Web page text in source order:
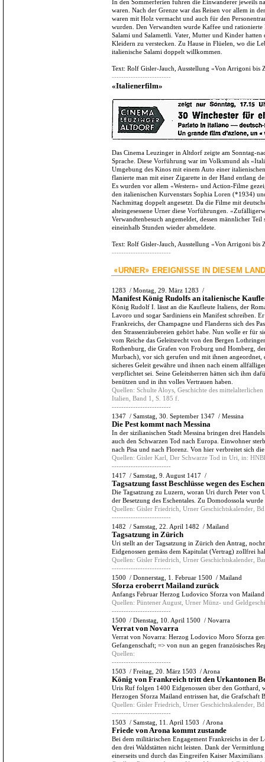
In den Sommerferien fuhren die Einwanderer jeweils
waren. Nach der Grenze war das Reisen vor allem in
waren mit Holz vermacht und auch für den
wurden. Den Verwandten wurde Kaffee und rationierte
Salami und Salamettli. Vater, Mutter und Kinder
Kleidern zu verstecken. Zu Hause in Flüelen, wo die
italienische Salami doppelt willkommen.
Text: Rolf Gisler-Jauch, Ausstellung «Von Arrigoni
-------------------------
«Italienerfilm»
Das Cinema Leuzinger in Altdorf zeigte am Sonntag-
Sprache. Diese Vorführung war im Volksmund als
Umgebung des Kinos mit einem Auto einer
flanierte man mit einer Zigarette in der Hand entlang
Es wurden vor allem «Western» und Action-Filme
den italienischen Kurvenstars Sophia Loren (*1934)
Nachmittag doppelt angesetzt. Da die Filme mit
alteingesessene Urner diese Vorführungen.
Verwandtenbesuch angemeldet, dessen männlicher
eineinhalb Stunden wieder abmeldete.
Text: Rolf Gisler-Jauch, Ausstellung «Von Arrigoni
-------------------------
«URNER» EREIGNISSE IN DIESEM LAND
1283 / Montag, 29. März 1283 /
Manifest König Rudolfs an italienische
König Rudolf I. lässt an die Kaufleute Italiens, der
Lavoro und sogar Sardiniens ein Manifest schreiben.
Frankreichs, der Champagne und Flanderns sich des
den Strassenräubereien gehört habe. Nun wolle er für
vom Reiche das Geleitsrecht von den Bergen
Rothenburg, die Grafen von Froburg und Homberg,
Murbach), vor sich gerufen und mit ihnen angeordnet,
sicheres Geleit gewähre und ihnen nach einem
verpflichtet sei. Seine Geleitsherren hätten sich ihm
benützen und in ihn volles Vertrauen haben.
Quellen: Schulte Aloys, Geschichte des
Italien, Band 1, S. 185 f.
-------------------------
1347 / Samstag, 30. September 1347 / Messina
Die Pest kommt nach Messina
In der sizilianischen Stadt Messina bringen drei
auch den Schwarzen Tod nach Europa. Einwohner
nach Pisa und nach Florenz. Von hier verbreitet sich
Quellen: Gisler Karl, Der Schwarze Tod in Uri, in:
-------------------------
1417 / Samstag, 9. August 1417 /
Tagsatzung fasst Beschlüsse wegen des
Die Tagsatzung zu Luzern, woran Uri durch Peter von
der Besetzung des Eschentales. Zu Domodossola
Quellen: Gisler Friedrich, Urner Geschichtskalender,
-------------------------
1482 / Samstag, 22. April 1482 / Mailand
Tagsatzung in Zürich
Uri stellt an der Tagsatzung in Zürich den Antrag,
Eidgenossen gemäss dem Kapitulat (Vertrag) zollfrei
Quellen: Gisler Friedrich, Urner Geschichtskalender,
-------------------------
1500 / Donnerstag, 1. Februar 1500 / Mailand
Sforza eroberrt Mailand zurück
Anfangs Februar Herzog Ludovico Sforza von
Quellen: Püntener August, Urner Münz- und
-------------------------
1500 / Dienstag, 10. April 1500 / Novarra
Verrat von Novarra
Verrat von Novarra: Herzog Lodovico Moro Sforza
Gefangenschaft; => von nun an gegen französisches
Quellen:
-------------------------
1503 / Freitag, 20. März 1503 / Arona
König von Frankreich tritt den Urkantonen
Uris Ruf folgen 1400 Eidgenossen über den
Herzogen Sforza Mailand entrissen hat, die
Quellen: Gisler Friedrich, Urner Geschichtskalender,
-------------------------
1503 / Samstag, 11. April 1503 / Arona
Friede von Arona kommt zustande
Bei dem militärischen Engagement Frankreichs in
den drei Waldstätten nicht leisten. Dank der
einerseits und durch das Eingreifen Kaiser